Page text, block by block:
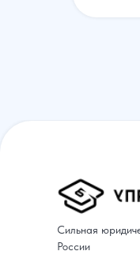
Сильная
России